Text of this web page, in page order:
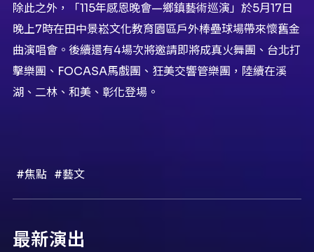
除此之外，「115年感恩晚會—鄉鎮藝術巡演」於5月17日
晚上7時在田中景崧文化教育園區戶外棒壘球場帶來懷舊金
曲演唱會。後續還有4場次將邀請即將成真火舞團、台北打
擊樂團、FOCASA馬戲團、狂美交響管樂團，陸續在溪
湖、二林、和美、彰化登場。
#焦點 #藝文
最新演出